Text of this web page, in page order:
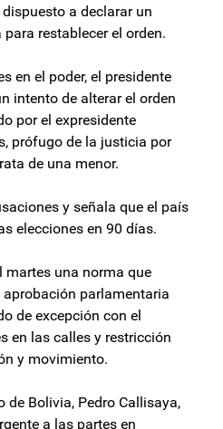
a declarar un
restablecer el orden.
en el poder, el presidente
intento de alterar el orden
por el expresidente
prófugo de la justicia por
de una menor.
y señala que el país
elecciones en 90 días.
martes una norma que
parlamentaria
de excepción con el
en las calles y restricción
y movimiento.
de Bolivia, Pedro Callisaya,
a las partes en